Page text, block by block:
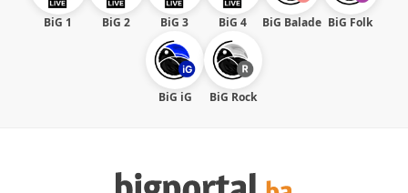
BiG 1 BiG 2 BiG 3 BiG 4 BiG Balade BiG Folk
BiG iG BiG Rock